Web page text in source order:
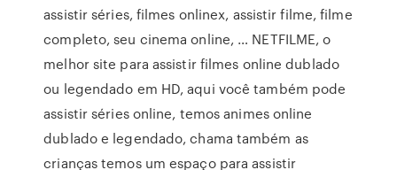
assistir séries, filmes onlinex, assistir filme, filme
completo, seu cinema online, … NETFILME, o
melhor site para assistir filmes online dublado
ou legendado em HD, aqui você também pode
assistir séries online, temos animes online
dublado e legendado, chama também as
crianças temos um espaço para assistir